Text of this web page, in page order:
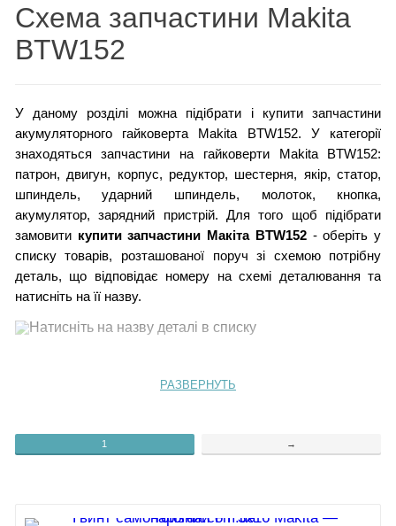
Схема запчастини Makita
BTW152
У даному розділі можна підібрати і купити запчастини
акумуляторного гайковерта Makita BTW152. У категорії
знаходяться запчастини на гайковерти Makita BTW152:
патрон, двигун, корпус, редуктор, шестерня, якір, статор,
шпиндель, ударний шпиндель, молоток, кнопка,
акумулятор, зарядний пристрій. Для того щоб підібрати
замовити купити запчастини Макіта BTW152- оберіть у
списку товарів, розташованої поруч зі схемою потрібну
деталь, що відповідає номеру на схемі деталювання та
натисніть на її назву.
2. Табличка з характеристиками
5.Гачок
6.Важіль реверсу
10.Амортизатор
РАЗВЕРНУТЬ
1 →